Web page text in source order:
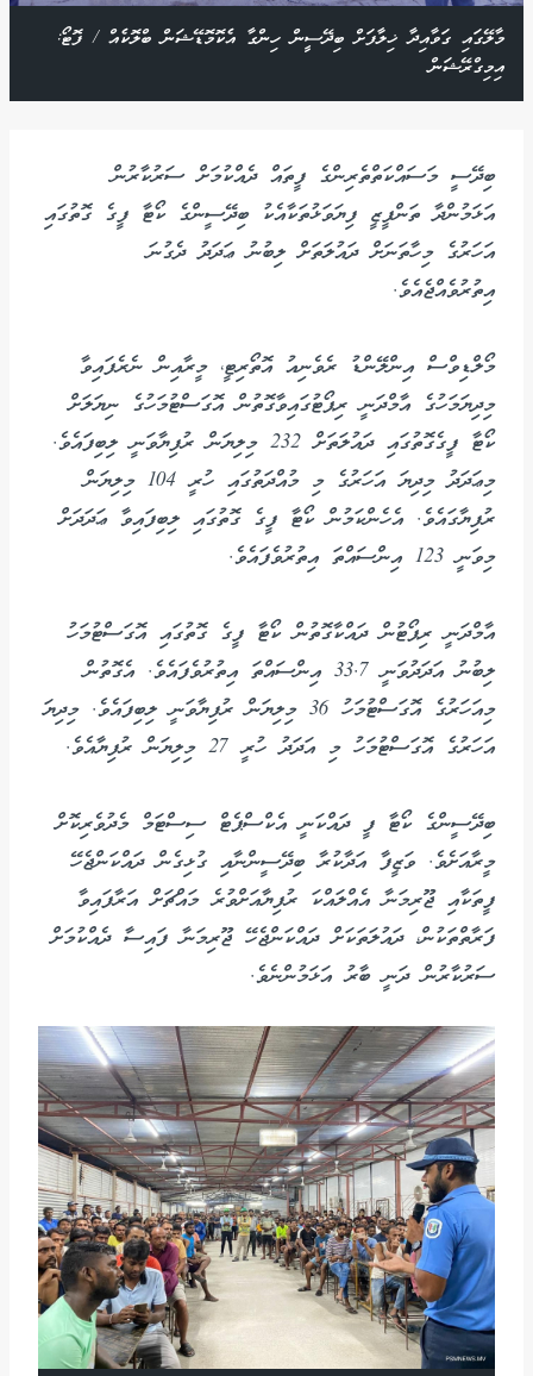
މާލޭގައި ގަވާއިދާ ޚިލާފަށް ބިދޭސީން ހިންގާ އެކޮމޮޑޭޝަން ބްލޮކެއް / ފޮޓޯ:
އިމިގްރޭޝަން
ބިދޭސީ މަސައްކަތްތެރިންގެ ފީތައް ދެއްކުމަށް ސަރުކާރުން
އަޅަމުންދާ ތަންފީޒީ ފިޔަވަޅުތަކާއެކު ބިދޭސީންގެ ކޯޓާ ފީގެ ގޮތުގައި
އަހަރުގެ މިހާތަނަށް ދައުލަތަށް ލިބުނު ޢަދަދު ދެގުނަ
އިތުރުވެއްޖެއެވެ.
މޯލްޑިވްސް އިންލޭންޑު ރެވެނިއު އޮތޯރިޓީ، މީރާއިން ނެރެފައިވާ
މިދިޔަމަހުގެ އާމްދަނީ ރިޕޯޓުގައިވާގޮތުން އޮގަސްޓުމަހުގެ ނިޔަލަށް
ކޯޓާ ފީގެގޮތުގައި ދައުލަތަށް 232 މިލިޔަން ރުފިޔާވަނީ ލިބިފައެވެ.
މިޢަދަދު މިދިޔަ އަހަރުގެ މި މުއްދަތުގައި ހުރީ 104 މިލިޔަން
ރުފިޔާގައެވެ. އެހެންކަމުން ކޯޓާ ފީގެ ގޮތުގައި ލިބިފައިވާ ޢަދަދަށް
މިވަނީ 123 އިންސައްތަ އިތުރުވެފައެވެ.
އާމްދަނީ ރިޕޯޓުން ދައްކާގޮތުން ކޯޓާ ފީގެ ގޮތުގައި އޮގަސްޓުމަހު
ލިބުނު އަދަދުވަނީ 33.7 އިންސައްތަ އިތުރުވެފައެވެ. އެގޮތުން
މިއަހަރުގެ އޮގަސްޓުމަހު 36 މިލިޔަން ރުފިޔާވަނީ ލިބިފައެވެ. މިދިޔަ
އަހަރުގެ އޮގަސްޓުމަހު މި އަދަދު ހުރީ 27 މިލިޔަން ރުފިޔާއެވެ.
ބިދޭސީންގެ ކޯޓާ ފީ ދައްކަނީ އެކްސްޕެޓް ސިސްޓަމް މެދުވެރިކޮށް
މީރާއަށެވެ. ވަޒީފާ އަދާކުރާ ބިދޭސީންނާއި ގުޅިގެން ދައްކަންޖެހޭ
ފީތަކާއި ޖޫރިމަނާ އެއްލައްކަ ރުފިޔާއަށްވުރެ މައްޗަށް އަރާފައިވާ
ފަރާތްތަކުން، ދައުލަތަކަށް ދައްކަންޖެހޭ ޖޫރިމަނާ ފައިސާ ދެއްކުމަށް
ސަރުކާރުން ދަނީ ބާރު އަޅަމުންނެވެ.